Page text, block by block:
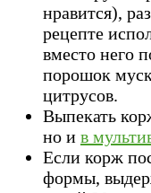
нравится),
рецепте
вместо него
порошок
цитрусов.
Выпекать
но и в
Если корж
формы,